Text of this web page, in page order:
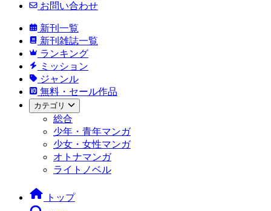
お問い合わせ
新刊一覧
新刊雑誌一覧
ランキング
ミッション
ジャンル
無料・セール作品
カテゴリ
総合
少年・青年マンガ
少女・女性マンガ
オトナマンガ
ライトノベル
トップ